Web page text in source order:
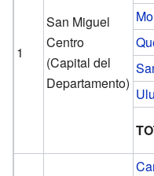
1
San Miguel
Centro
(Capital del
Departamento)